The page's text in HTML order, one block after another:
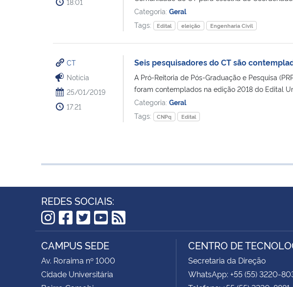
Categoria: Geral
Tags:
Edital eleição Engenharia Civil
CT
Notícia
25/01/2019
17:21
Seis pesquisadores do CT são
A Pró-Reitoria de Pós-Graduação e Pesquisa
foram contemplados na edição 2018 do Edital
Categoria: Geral
Tags:
CNPq Edital
REDES SOCIAIS:
Instagram
Facebook
Twitter
YouTube
RSS
CAMPUS SEDE
Av. Roraima nº 1000
Cidade Universitária
CENTRO DE
Secretaria da Direção
WhatsApp: +55 (55) 3220-